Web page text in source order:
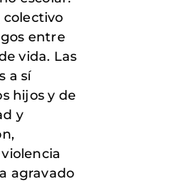
colectivo
entre
vida. Las
a sí
hijos y de
y
agravado